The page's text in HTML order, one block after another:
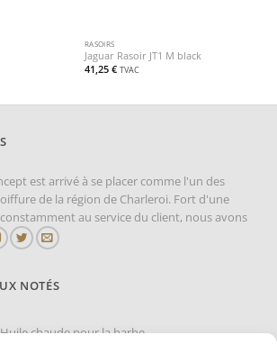
RASOIRS
Jaguar Rasoir JT1 M black
41,25 € TVAC
est arrivé à se placer comme l'un des
de la région de Charleroi. Fort d'une
au service du client, nous avons
NOTÉS
chaude pour la barbe